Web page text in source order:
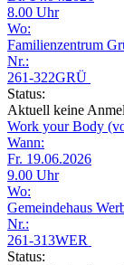
8.00 Uhr
Wo:
Familienzentrum
Nr.:
261-322GRÜ
Status:
Aktuell keine
Work your Body
Wann:
Fr. 19.06.2026
9.00 Uhr
Wo:
Gemeindehaus
Nr.:
261-313WER
Status: